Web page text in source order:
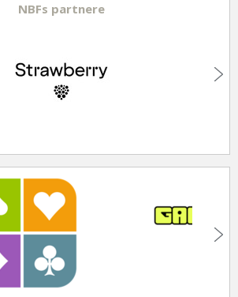
NBFs partnere